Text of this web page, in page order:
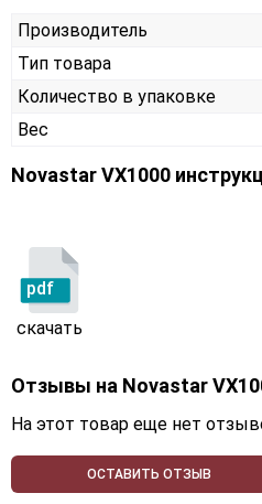
Производитель
Тип товара
Количество в упаковке
Вес
Novastar VX1000
pdf
скачать
Отзывы на Novastar
На этот товар еще нет
ОСТАВИТЬ ОТЗЫВ